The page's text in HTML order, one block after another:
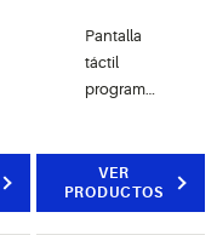
Pantalla
táctil
programable
vertical u
horizontal
VER
PRODUCTOS